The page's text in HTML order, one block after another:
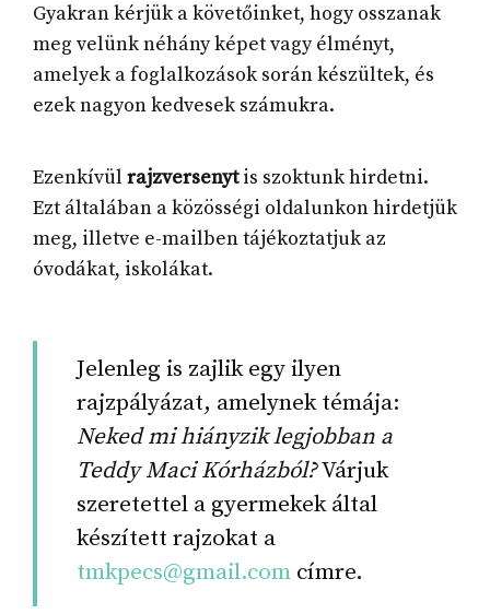
Gyakran kérjük a követőinket, hogy osszanak
meg velünk néhány képet vagy élményt,
amelyek a foglalkozások során készültek, és
ezek nagyon kedvesek számukra.
Ezenkívülrajzversenytis szoktunk hirdetni.
Ezt általában a közösségi oldalunkon hirdetjük
meg, illetve e-mailben tájékoztatjuk az
óvodákat, iskolákat.
Jelenleg is zajlik egy ilyen
rajzpályázat, amelynek témája:
Neked mi hiányzik legjobban a
Teddy Maci Kórházból?Várjuk
szeretettel a gyermekek által
készített rajzokat a
tmkpecs@gmail.com címre.